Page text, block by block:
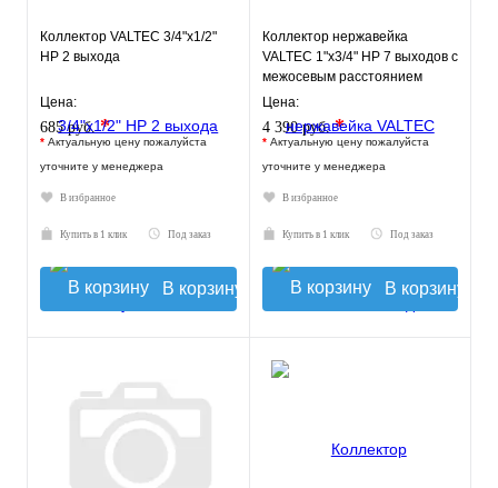
Коллектор VALTEC 3/4"х1/2"
НР 2 выхода
Цена:
685 руб.*
* Актуальную цену пожалуйста
уточните у менеджера
В избранное
Купить в 1 клик Под заказ
В корзину
Коллектор нержавейка
VALTEC 1"х3/4" НР 7 выходов с
межосевым расстоянием
выходов 50мм
Цена:
4 390 руб.*
* Актуальную цену пожалуйста
уточните у менеджера
В избранное
Купить в 1 клик Под заказ
В корзину